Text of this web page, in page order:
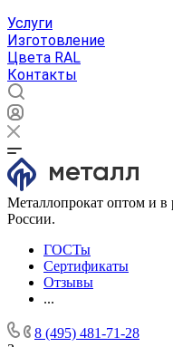
Услуги
Изготовление
Цвета RAL
Контакты
Металлопрокат оптом и в
России.
ГОСТы
Сертификаты
Отзывы
...
8 (495) 481-71-28